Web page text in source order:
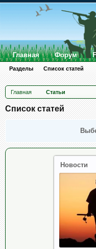
Главная Статьи
Список статей
Новости
Главная Форум
Разделы Список статей